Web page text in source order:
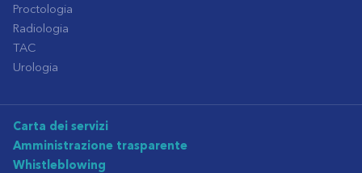
Proctologia
Radiologia
TAC
Urologia
Carta dei servizi
Amministrazione trasparente
Whistleblowing